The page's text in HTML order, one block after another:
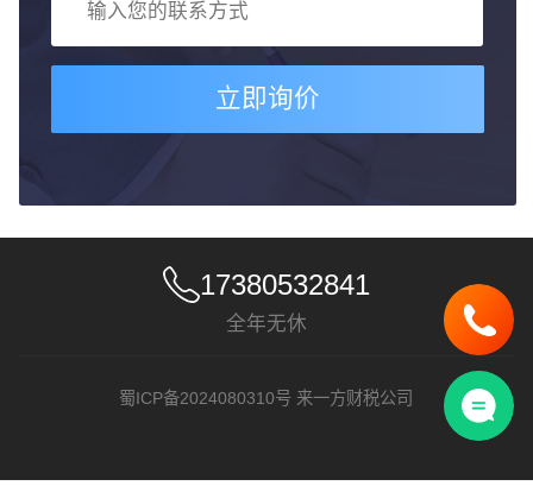
立即询价
17380532841
全年无休
蜀ICP备2024080310号 来一方财税公司